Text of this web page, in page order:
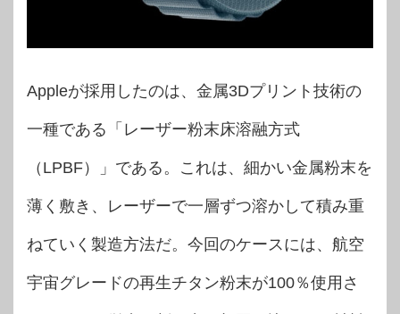
Appleが採用したのは、金属3Dプリント技術の
一種である「レーザー粉末床溶融方式
（LPBF）」である。これは、細かい金属粉末を
薄く敷き、レーザーで一層ずつ溶かして積み重
ねていく製造方法だ。今回のケースには、航空
宇宙グレードの再生チタン粉末が100％使用さ